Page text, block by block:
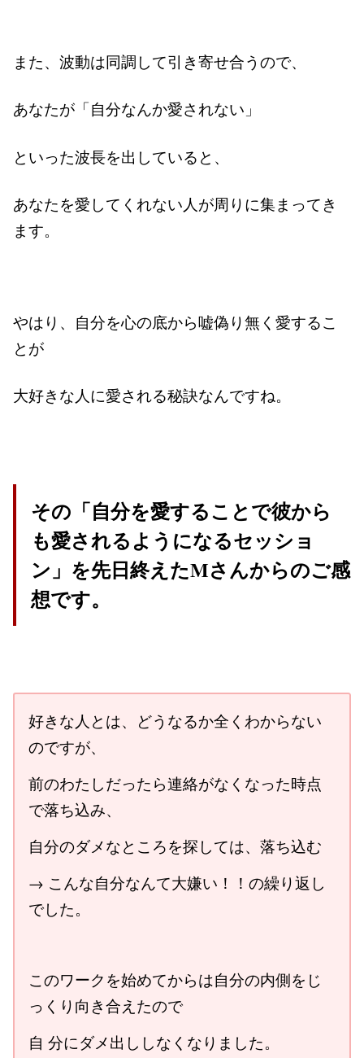
また、波動は同調して引き寄せ合うので、
あなたが「自分なんか愛されない」
といった波長を出していると、
あなたを愛してくれない人が周りに集まってき
ます。
やはり、自分を心の底から嘘偽り無く愛するこ
とが
大好きな人に愛される秘訣なんですね。
その 「自分を愛することで彼から
も愛されるようになるセッショ
ン」 を先日終えたMさんからのご感
想です。
好きな人とは、どうなるか全くわからない
のですが、
前のわたしだったら連絡がなくなった時点
で落ち込み、
自分のダメなところを探しては、落ち込む
→ こんな自分なんて大嫌い！！の繰り返し
でした。
このワークを始めてからは自分の内側をじ
っくり向き合えたので
自 分にダメ出ししなくなりました。